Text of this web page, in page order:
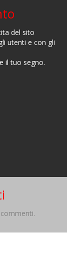
del sito
utenti e con gli
il tuo segno.